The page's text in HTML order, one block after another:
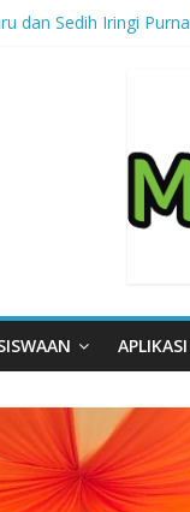
dan Sedih Iringi
APLIKASI